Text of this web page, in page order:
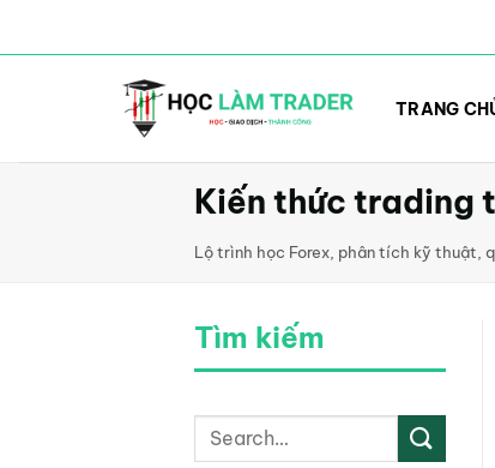
dung
TRANG
Kiến thức trading
Lộ trình học Forex, phân tích kỹ thuật,
Tìm kiếm